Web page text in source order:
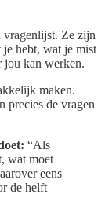
vragenlijst. Ze zijn
hebt, wat je mist
jou kan werken.
maken.
precies de vragen
“Als
wat moet
eens
de helft